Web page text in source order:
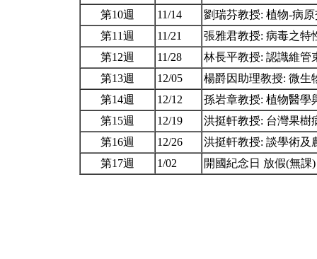
第10週
11/14
劉瑞芬教授: 植物-病
第11週
11/21
張雅君教授: 病毒之
第12週
11/28
林長平教授: 認識維
第13週
12/05
楊爵因助理教授: 微生
第14週
12/12
孫岩章教授: 植物醫
第15週
12/19
洪挺軒教授: 台灣果樹
第16週
12/26
洪挺軒教授: 談學術及
第17週
1/02 開國紀念日 放假(無課